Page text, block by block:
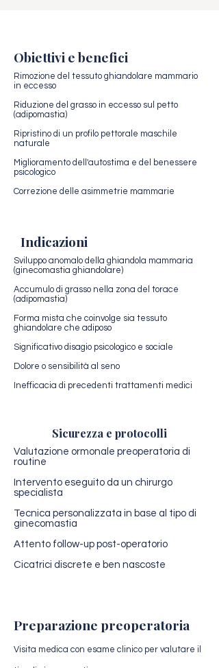
Obiettivi e benefici
Rimozione del tessuto ghiandolare mammario
in eccesso
Riduzione del grasso in eccesso sul petto
(adipomastia)
Ripristino di un profilo pettorale maschile
naturale
Miglioramento dell'autostima e del benessere
psicologico
Correzione delle asimmetrie mammarie
Indicazioni
Sviluppo anomalo della ghiandola mammaria
(ginecomastia ghiandolare)
Accumulo di grasso nella zona del torace
(adipomastia)
Forma mista che coinvolge sia tessuto
ghiandolare che adiposo
Significativo disagio psicologico e sociale
Dolore o sensibilità al seno
Inefficacia di precedenti trattamenti medici
Sicurezza e protocolli
Valutazione ormonale preoperatoria di
routine
Intervento eseguito da un chirurgo
specialista
Tecnica personalizzata in base al tipo di
ginecomastia
Attento follow-up post-operatorio
Cicatrici discrete e ben nascoste
Preparazione preoperatoria
Visita medica con esame clinico per valutare il